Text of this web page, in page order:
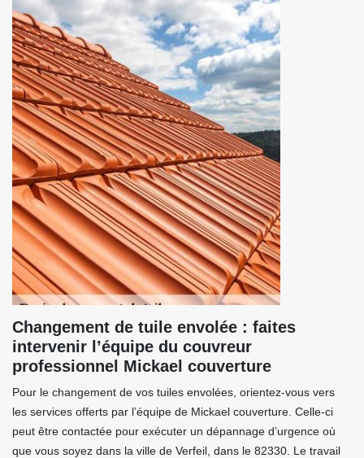
Changement de tuile envolée : faites
intervenir l’équipe du couvreur
professionnel Mickael couverture
Pour le changement de vos tuiles envolées, orientez-vous vers
les services offerts par l’équipe de Mickael couverture. Celle-ci
peut être contactée pour exécuter un dépannage d’urgence où
que vous soyez dans la ville de Verfeil, dans le 82330. Le travail